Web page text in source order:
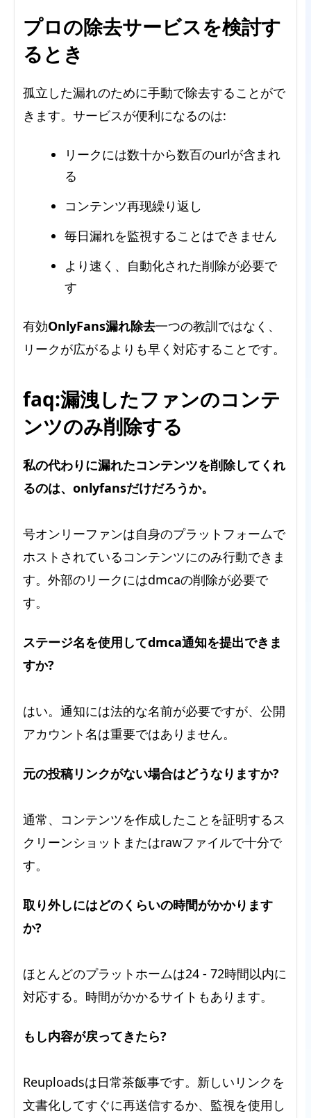
プロの除去サービスを検討す
るとき
孤立した漏れのために手動で除去することがで
きます。サービスが便利になるのは:
リークには数十から数百のurlが含まれ
る
コンテンツ再现繰り返し
毎日漏れを監視することはできません
より速く、自動化された削除が必要で
す
有効OnlyFans漏れ除去一つの教訓ではなく、
リークが広がるよりも早く対応することです。
faq:漏洩したファンのコンテ
ンツのみ削除する
私の代わりに漏れたコンテンツを削除してくれ
るのは、onlyfansだけだろうか。
号オンリーファンは自身のプラットフォームで
ホストされているコンテンツにのみ行動できま
す。外部のリークにはdmcaの削除が必要で
す。
ステージ名を使用してdmca通知を提出できま
すか?
はい。通知には法的な名前が必要ですが、公開
アカウント名は重要ではありません。
元の投稿リンクがない場合はどうなりますか?
通常、コンテンツを作成したことを証明するス
クリーンショットまたはrawファイルで十分で
す。
取り外しにはどのくらいの時間がかかります
か?
ほとんどのプラットホームは24 - 72時間以内に
対応する。時間がかかるサイトもあります。
もし内容が戻ってきたら?
Reuploadsは日常茶飯事です。新しいリンクを
文書化してすぐに再送信するか、監視を使用し